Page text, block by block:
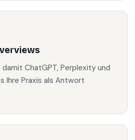
ChatGPT, Perplexity und
Ihre Praxis als Antwort